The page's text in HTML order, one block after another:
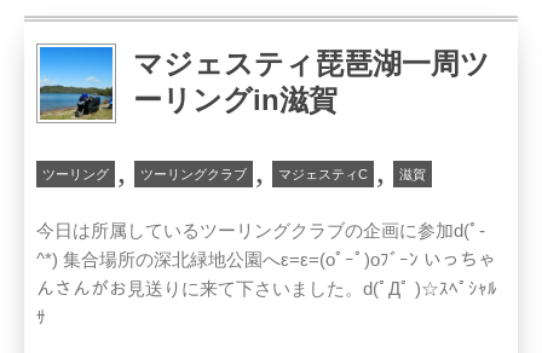
マジェスティ琵琶湖一周ツ
ーリングin滋賀
ツーリング , ツーリングクラブ , マジェスティC , 滋賀
今日は所属しているツーリングクラブの企画に参加d(ﾟ-
^*) 集合場所の深北緑地公園へε=ε=(oﾟｰﾟ)oﾌﾞｰﾝ いっちゃ
んさんがお見送りに来て下さいました。d(ﾟДﾟ )☆ｽﾍﾟｼｬﾙ
ｻ